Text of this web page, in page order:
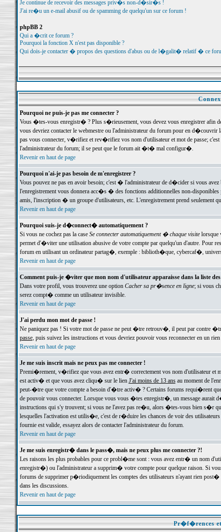
Je continue de recevoir des messages priv�s non-d�sir�s !
J'ai re�u un e-mail abusif ou de spamming de quelqu'un sur ce forum !
phpBB 2
Qui a �crit ce forum ?
Pourquoi la fonction X n'est pas disponible ?
Qui dois-je contacter � propos des questions d'abus ou de l�galit� relatif � ce
Pourquoi ne puis-je pas me connecter ?
Vous �tes-vous enregistr� ? Plus s�rieusement, vous devez vous enregistrer
vous devriez contacter le webmestre ou l'administrateur du forum pour en
pas vous connecter, v�rifiez et rev�rifiez vos nom d'utilisateur et mot de passe;
l'administrateur du forum; il se peut que le forum ait �t� mal configur�.
Revenir en haut de page
Pourquoi n'ai-je pas besoin de m'enregistrer ?
Vous pouvez ne pas en avoir besoin; c'est � l'administrateur de d�cider si vous
l'enregistrement vous donnera acc�s � des fonctions additionnelles non-
amis, l'inscription � un groupe d'utilisateurs, etc. L'enregistrement prend seulement
Revenir en haut de page
Pourquoi suis-je d�connect� automatiquement ?
Si vous ne cochez pas la case Se connecter automatiquement � chaque visitelorsque
permet d'�viter une utilisation abusive de votre compte par quelqu'un d'autre. Pour
forum en utilisant un ordinateur partag�, exemple : biblioth�que, cybercaf�,
Revenir en haut de page
Comment puis-je �viter que mon nom d'utilisateur apparaisse dans la liste
Dans votre profil, vous trouverez une option Cacher sa pr�sence en ligne; si vous
serez compt� comme un utilisateur invisible.
Revenir en haut de page
J'ai perdu mon mot de passe !
Ne paniquez pas ! Si votre mot de passe ne peut �tre retrouv�, il peut par contre
passe, puis suivez les instructions et vous devriez pouvoir vous reconnecter en un rien
Revenir en haut de page
Je me suis inscrit mais ne peux pas me connecter !
Premi�rement, v�rifiez que vous avez entr� correctement vos nom d'utilisateur
est activ� et que vous avez cliqu� sur le lien J'ai moins de 13 ansau moment de
peut-�tre que votre compte a besoin d'�tre activ� ? Certains forums requi�rent
de pouvoir vous connecter. Lorsque vous vous �tes enregistr�, un message aurait
instructions qui s'y trouvent; si vous ne l'avez pas re�u, alors �tes-vous bien s�r
lesquelles l'activation est utilis�e, c'est de r�duire les chances de voir des
fournie est valide, essayez alors de contacter l'administrateur du forum.
Revenir en haut de page
Je me suis enregistr� dans le pass�, mais ne peux plus me connecter ?!
Les raisons les plus probables pour ce probl�me sont : vous avez entr� un nom
enregistr�) ou l'administrateur a supprim� votre compte pour quelque raison. Si
forums de supprimer p�riodiquement les comptes des utilisateurs n'ayant rien
dans les discussions.
Revenir en haut de page
Pr�f�rences